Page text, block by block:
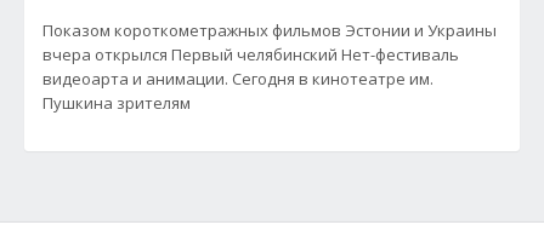
Показом короткометражных фильмов Эстонии и Украины
вчера открылся Первый челябинский Нет-фестиваль
видеоарта и анимации. Сегодня в кинотеатре им.
Пушкина зрителям